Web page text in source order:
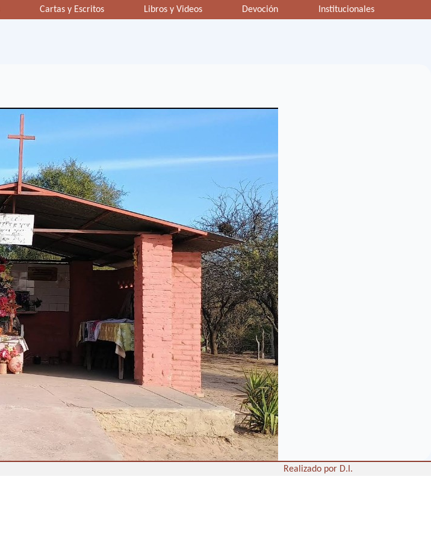
Cartas y Escritos Libros y Videos Devoción Institucionales
Realizado por D.I.